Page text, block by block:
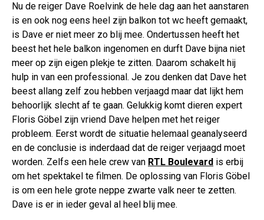
Nu de reiger Dave Roelvink de hele dag aan het aanstaren
is en ook nog eens heel zijn balkon tot wc heeft gemaakt,
is Dave er niet meer zo blij mee. Ondertussen heeft het
beest het hele balkon ingenomen en durft Dave bijna niet
meer op zijn eigen plekje te zitten. Daarom schakelt hij
hulp in van een professional. Je zou denken dat Dave het
beest allang zelf zou hebben verjaagd maar dat lijkt hem
behoorlijk slecht af te gaan. Gelukkig komt dieren expert
Floris Göbel zijn vriend Dave helpen met het reiger
probleem. Eerst wordt de situatie helemaal geanalyseerd
en de conclusie is inderdaad dat de reiger verjaagd moet
worden. Zelfs een hele crew van RTL Boulevard is erbij
om het spektakel te filmen. De oplossing van Floris Göbel
is om een hele grote neppe zwarte valk neer te zetten.
Dave is er in ieder geval al heel blij mee.